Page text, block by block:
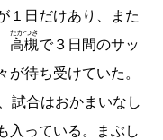
１日だけあり、また
高槻
たかつき
で３日間のサッ
が待ち受けていた。
試合はおかまいなし
入っている。まぶし